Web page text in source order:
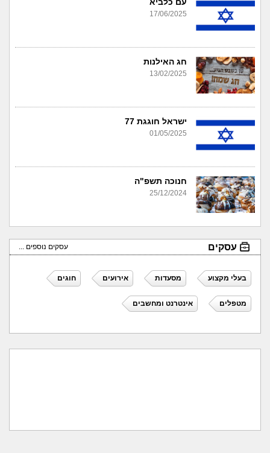
17/06/2025
חג האילנות
13/02/2025
ישראל חוגגת 77
01/05/2025
חנוכה תשפ"ה
25/12/2024
עסקים עסקים נוספים ...
בעלי מקצוע מסעדות אירועים חוגים
מטפלים אינטרנט ומחשבים